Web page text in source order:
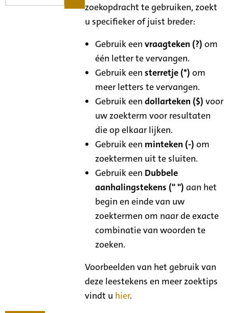
zoekopdracht te gebruiken, zoekt
u specifieker of juist breder:
Gebruik eenvraagteken (?) om
één letter te vervangen.
Gebruik eensterretje (*) om
meer letters te vervangen.
Gebruik eendollarteken ($) voor
uw zoekterm voor resultaten
die op elkaar lijken.
Gebruik een minteken (-) om
zoektermen uit te sluiten.
Gebruik een Dubbele
aanhalingstekens (" ") aan het
begin en einde van uw
zoektermen om naar de exacte
combinatie van woorden te
zoeken.
Voorbeelden van het gebruik van
deze leestekens en meer zoektips
vindt u hier.